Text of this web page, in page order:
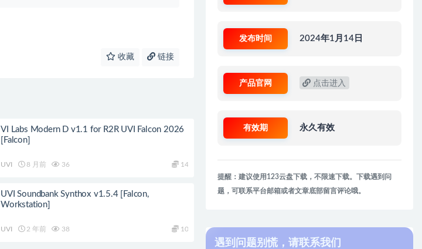
收藏 链接
VI Labs Modern D v1.1 for R2R UVI Falcon 2026
[Falcon]
UVI 8 月前 36 14
UVI Soundbank Synthox v1.5.4 [Falcon,
Workstation]
UVI 2 年前 38 10
发布时间 2024年1月14日
产品官网 点击进入
有效期 永久有效
提醒：建议使用123云盘下载，不限速下载。下载遇到问
题，可联系平台邮箱或者文章底部留言评论哦。
遇到问题别慌，请联系我们